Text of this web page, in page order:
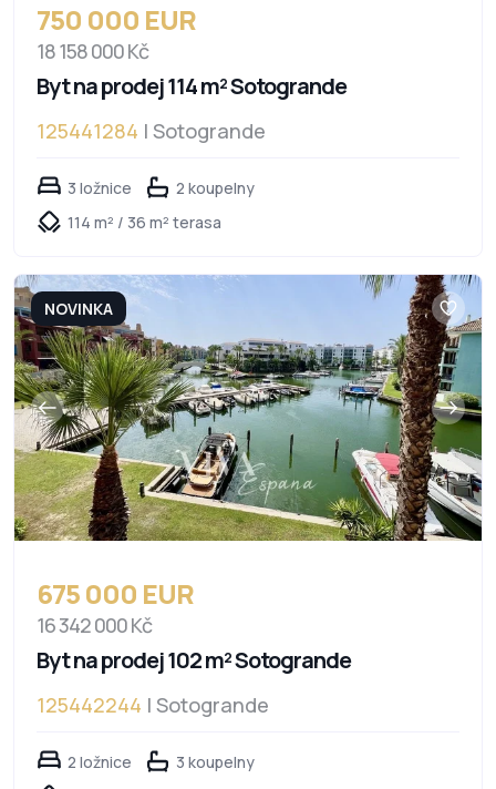
750 000 EUR
18 158 000 Kč
Byt na prodej 114 m² Sotogrande
125441284 | Sotogrande
3 ložnice
2 koupelny
114 m² / 36 m² terasa
NOVINKA
675 000 EUR
16 342 000 Kč
Byt na prodej 102 m² Sotogrande
125442244 | Sotogrande
2 ložnice
3 koupelny